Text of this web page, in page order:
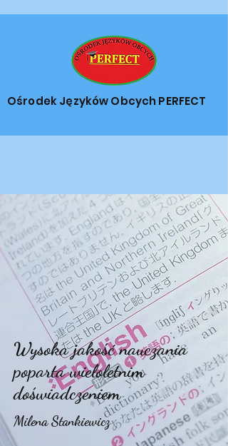
Ośrodek Języków Obcych PERFECT
Wysoka jakość nauczania
poparta wieloletnim
doświadczeniem
Milena Stankiewicz